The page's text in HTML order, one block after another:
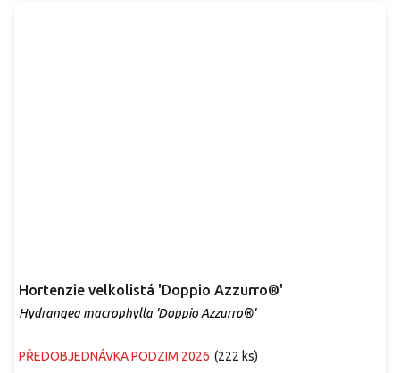
Hortenzie velkolistá 'Doppio Azzurro®'
Hydrangea macrophylla 'Doppio Azzurro®'
PŘEDOBJEDNÁVKA PODZIM 2026 (222 ks)